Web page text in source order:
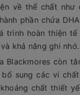
về thể chất như
phần chứa
trình hoàn thiện tế
khả năng ghi nhớ.
Blackmores còn
sung các vi chất
chất thiết